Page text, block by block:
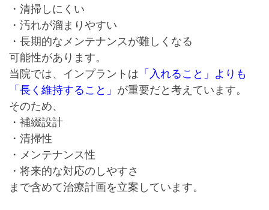
・清掃しにくい
・汚れが溜まりやすい
・長期的なメンテナンスが難しくなる
可能性があります。
当院では、 インプラントは 「入れること」よりも
「長く維持すること」 が重要だと考えています。
そのため、
・補綴設計
・清掃性
・メンテナンス性
・将来的な対応のしやすさ
まで含めて治療計画を立案しています。